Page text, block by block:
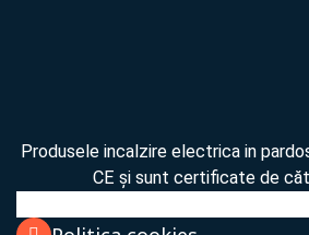
Produsele incalzire electrica in
CE şi sunt certificate de